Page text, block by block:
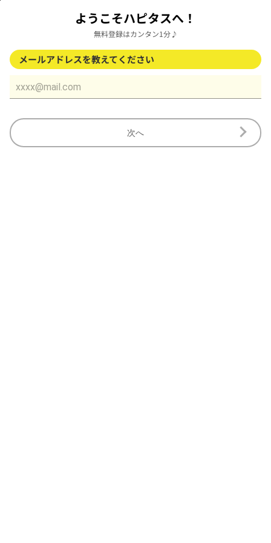
ようこそハピタスへ！
無料登録はカンタン1分♪
メールアドレスを教えてください
次へ